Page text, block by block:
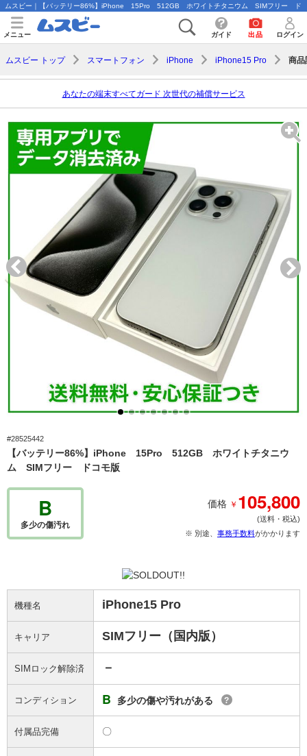
ムスビー｜【バッテリー86%】iPhone 15Pro 512GB ホワイトチタニウム SIMフリー ドコ
メニュー ガイド 出品 ログイン
ムスビー トップ スマートフォン iPhone iPhone15 Pro 商品
あなたの端末すべてガード 次世代の補償サービス
#28525442
【バッテリー86%】iPhone 15Pro 512GB ホワイトチタニウ
ム SIMフリー ドコモ版
B
多少の傷汚れ
価格 ￥ 105,800
(送料・税込)
※ 別途、 事務手数料がかかります
機種名 iPhone15 Pro
キャリア SIMフリー（国内版）
SIMロック解除済 －
コンディション B 多少の傷や汚れがある ?
付属品完備 〇